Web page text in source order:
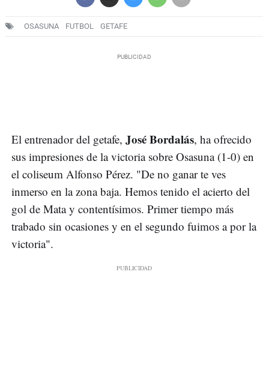
OSASUNA FUTBOL GETAFE
El entrenador del getafe, José Bordalás, ha ofrecido
sus impresiones de la victoria sobre Osasuna (1-0) en
el coliseum Alfonso Pérez. "De no ganar te ves
inmerso en la zona baja. Hemos tenido el acierto del
gol de Mata y contentísimos. Primer tiempo más
trabado sin ocasiones y en el segundo fuimos a por la
victoria".